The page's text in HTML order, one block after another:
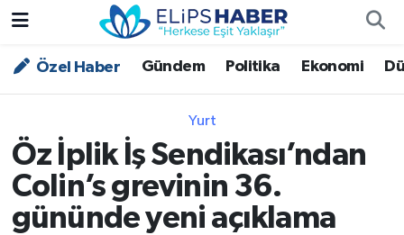
Özel Haber Gündem Politika Ekonomi
Yurt
Öz İplik İş Sendikası’ndan
Colin’s grevinin 36.
gününde yeni açıklama
Özel Haber
Asayiş
Bilim - Teknoloji
Nöbetçi Eczaneler
Trafik Durumu
Süper Lig Puan Durumu ve Fikstür